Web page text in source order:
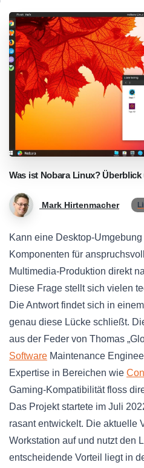
Was ist Nobara Linux? Überblick
Mark Hirtenmacher
Kann eine Desktop-
Komponenten für
Multimedia-Produktion direkt
Diese Frage stellt sich vielen
Die Antwort findet sich in
genau diese Lücke schließt.
aus der Feder von Thomas
Software Maintenance
Expertise in Bereichen wie
Gaming-Kompatibilität floss
Das Projekt startete im Juli
rasant entwickelt. Die aktuelle
Workstation auf und nutzt den
entscheidende Vorteil liegt in